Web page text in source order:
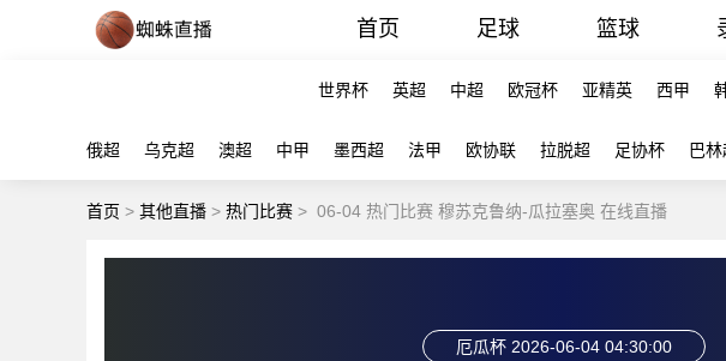
首页 足球 篮球
世界杯 英超 中超 欧冠杯 亚精英 西甲
俄超 乌克超 澳超 中甲 墨西超 法甲 欧协联 拉脱超 足协杯 巴林
首页 > 其他直播 > 热门比赛 > 06-04 热门比赛 穆苏克鲁纳-瓜拉塞奥 在线直播
厄瓜杯 2026-06-04 04:30:00